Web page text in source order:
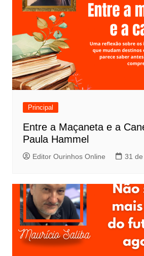
Principal
Entre a Maçaneta e a
Paula Hammel
Editor Ourinhos Online 31